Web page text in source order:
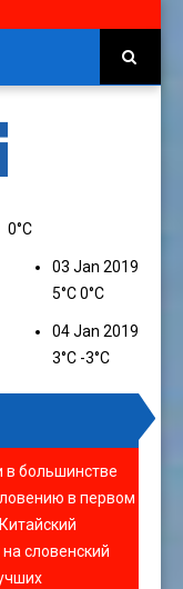
0°C
03 Jan 2019
5°C0°C
04 Jan 2019
3°C -3°C
в большинстве
в первом
Китайский
словенский